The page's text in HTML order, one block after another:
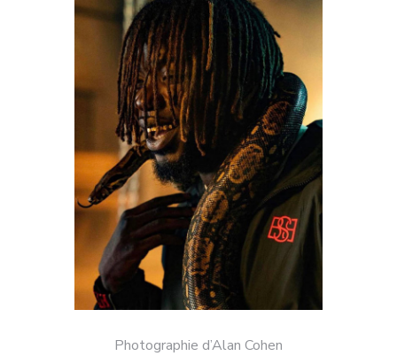
Photographie d’Alan Cohen